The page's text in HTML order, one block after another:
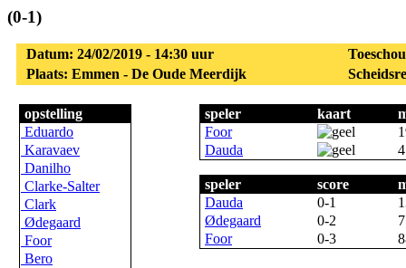
(0-1)
Datum: 24/02/2019 - 14:30 uur
Plaats: Emmen - De Oude Meerdijk
opstelling
Eduardo
Karavaev
Danilho
Clarke-Salter
Clark
Ødegaard
Foor
Bero
speler kaart
Foor
Dauda
speler score
Dauda
0-1
Ødegaard
0-2
Foor
0-3